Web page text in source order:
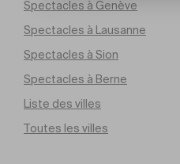
Spectacles à Genève
Spectacles à Lausanne
Spectacles à Sion
Spectacles à Berne
Liste des villes
Toutes les villes